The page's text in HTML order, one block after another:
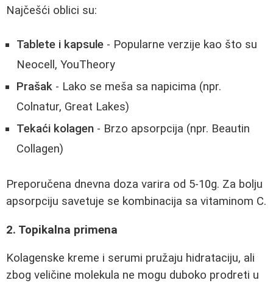
Najčešći oblici su:
Tablete i kapsule - Popularne verzije kao što su
Neocell, YouTheory
Prašak - Lako se meša sa napicima (npr.
Colnatur, Great Lakes)
Tekaći kolagen - Brzo apsorpcija (npr. Beautin
Collagen)
Preporučena dnevna doza varira od 5-10g. Za bolju
apsorpciju savetuje se kombinacija sa vitaminom C.
2. Topikalna primena
Kolagenske kreme i serumi pružaju hidrataciju, ali
zbog veličine molekula ne mogu duboko prodreti u